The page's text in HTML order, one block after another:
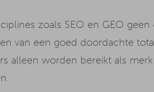
zoals SEO en GEO geen
van een goed doordachte
alleen worden bereikt als